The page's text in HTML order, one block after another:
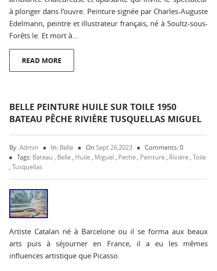
à plonger dans l’ouvre. Peinture signée par Charles-Auguste
Edelmann, peintre et illustrateur français, né à Soultz-sous-
Forêts le. Et mort à…
READ MORE
BELLE PEINTURE HUILE SUR TOILE 1950
BATEAU PÊCHE RIVIÈRE TUSQUELLAS MIGUEL
By:Admin In: Belle OnSept 26,2023
Comments: 0
Tags: Bateau , Belle , Huile , Miguel , Peche , Peinture , Rivière ,Toile
,Tusquellas
Artiste Catalan né à Barcelone ou il se forma aux beaux
arts puis à séjourner en France, il a eu les mêmes
influences artistique que Picasso.